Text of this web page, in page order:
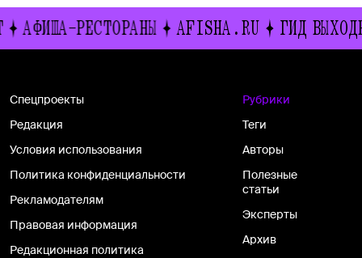
РЕСТОРАНЫ AFISHA.RU ГИД ВЫХОДНОГО
Спецпроекты
Редакция
Условия использования
Политика конфиденциальности
Рекламодателям
Правовая информация
Редакционная политика
Рубрики
Теги
Авторы
Полезные
статьи
Эксперты
Архив